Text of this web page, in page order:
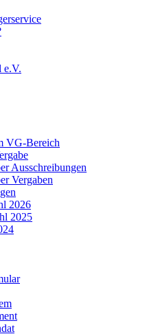
e.V.
VG-Bereich
Ausschreibungen
Vergaben
2026
2025